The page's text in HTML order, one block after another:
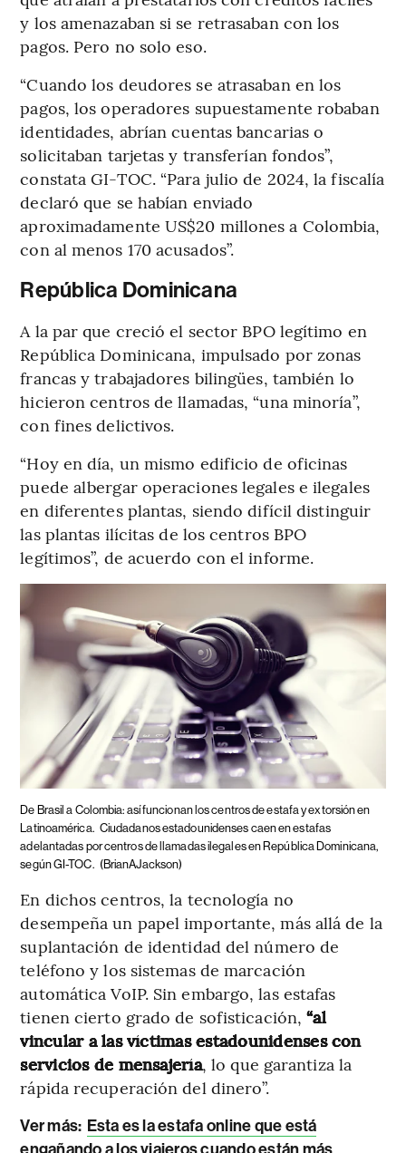
y los amenazaban si se retrasaban con los
pagos. Pero no solo eso.
“Cuando los deudores se atrasaban en los
pagos, los operadores supuestamente robaban
identidades, abrían cuentas bancarias o
solicitaban tarjetas y transferían fondos”,
constata GI-TOC. “Para julio de 2024, la fiscalía
declaró que se habían enviado
aproximadamente US$20 millones a Colombia,
con al menos 170 acusados”.
República Dominicana
A la par que creció el sector BPO legítimo en
República Dominicana, impulsado por zonas
francas y trabajadores bilingües, también lo
hicieron centros de llamadas, “una minoría”,
con fines delictivos.
“Hoy en día, un mismo edificio de oficinas
puede albergar operaciones legales e ilegales
en diferentes plantas, siendo difícil distinguir
las plantas ilícitas de los centros BPO
legítimos”, de acuerdo con el informe.
De Brasil a Colombia: así funcionan los centros de estafa y extorsión en
Latinoamérica. Ciudadanos estadounidenses caen en estafas
adelantadas por centros de llamadas ilegales en República Dominicana,
según GI-TOC. (BrianAJackson)
En dichos centros, la tecnología no
desempeña un papel importante, más allá de la
suplantación de identidad del número de
teléfono y los sistemas de marcación
automática VoIP. Sin embargo, las estafas
tienen cierto grado de sofisticación,“al
vincular a las víctimas estadounidenses con
servicios de mensajería, lo que garantiza la
rápida recuperación del dinero”.
Ver más: Esta es la estafa online que está